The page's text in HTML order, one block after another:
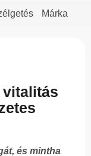
Márka
vitalitás
és mintha